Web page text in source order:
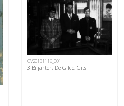
GV20131116_001
3 Biljarters De Gilde, Gits